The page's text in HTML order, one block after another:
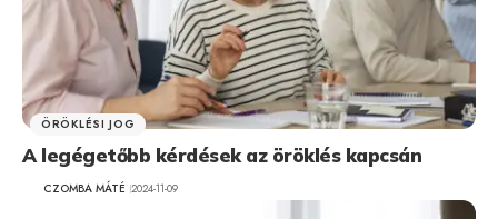
ÖRÖKLÉSI JOG
A legégetőbb kérdések az öröklés kapcsán
CZOMBA MÁTÉ 2024-11-09